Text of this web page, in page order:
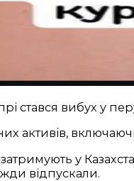
стався вибух у
активів,
у
відпускали.